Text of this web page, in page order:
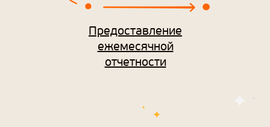
Предоставление
ежемесячной
отчетности